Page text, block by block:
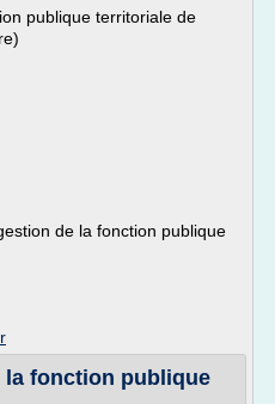
publique territoriale de
de la fonction publique
la fonction publique